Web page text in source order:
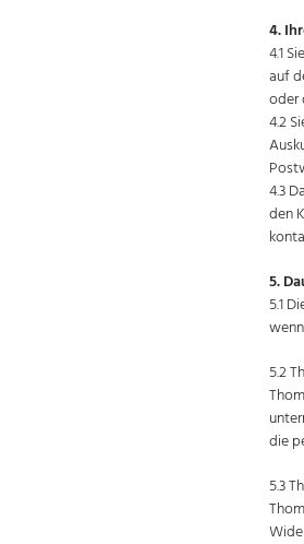
4.
4.1
auf
oder
4.2
4.3
den
5.
5.1
5.2
die
5.3